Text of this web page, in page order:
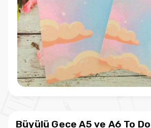
Büyülü Gece A5 ve A6 To